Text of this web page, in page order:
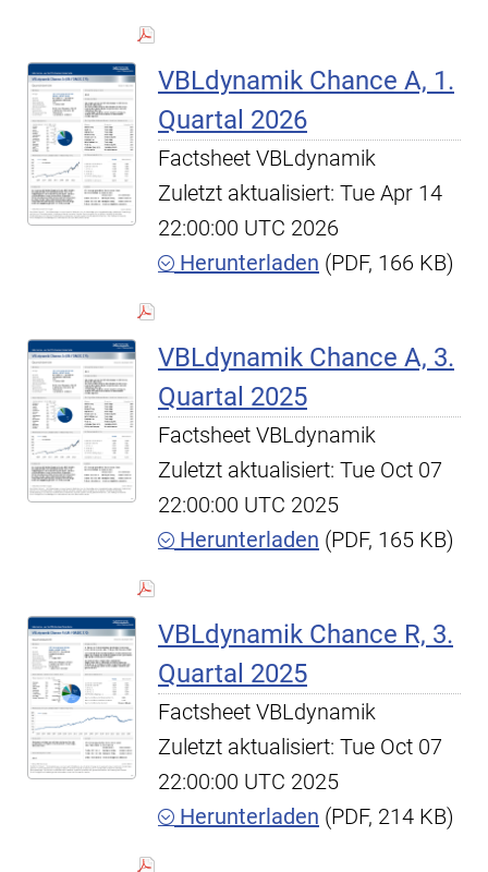
VBLdynamik Chance A, 1.
Quartal 2026
Factsheet VBLdynamik
Zuletzt aktualisiert: Tue Apr 14
22:00:00 UTC 2026
Herunterladen (PDF, 166 KB)
VBLdynamik Chance A, 3.
Quartal 2025
Factsheet VBLdynamik
Zuletzt aktualisiert: Tue Oct 07
22:00:00 UTC 2025
Herunterladen (PDF, 165 KB)
VBLdynamik Chance R, 3.
Quartal 2025
Factsheet VBLdynamik
Zuletzt aktualisiert: Tue Oct 07
22:00:00 UTC 2025
Herunterladen (PDF, 214 KB)